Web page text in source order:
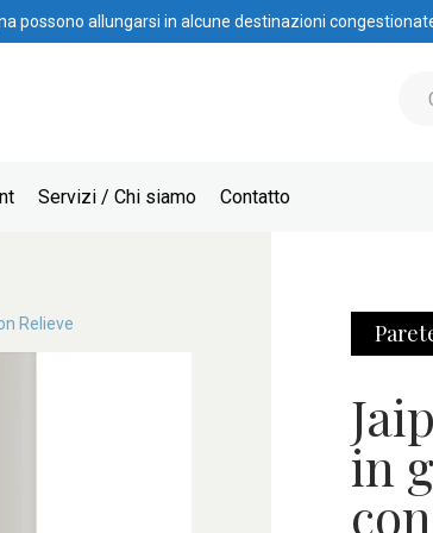
possono allungarsi in alcune destinazioni
Servizi / Chi siamo Contatto
Relieve
in